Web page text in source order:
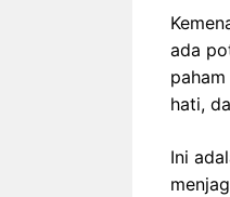
ada
hati,
Ini